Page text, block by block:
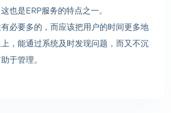
也是ERP服务的特点之一。
必要多的，而应该把用户的时间更多地
，能通过系统及时发现问题，而又不沉
于管理。